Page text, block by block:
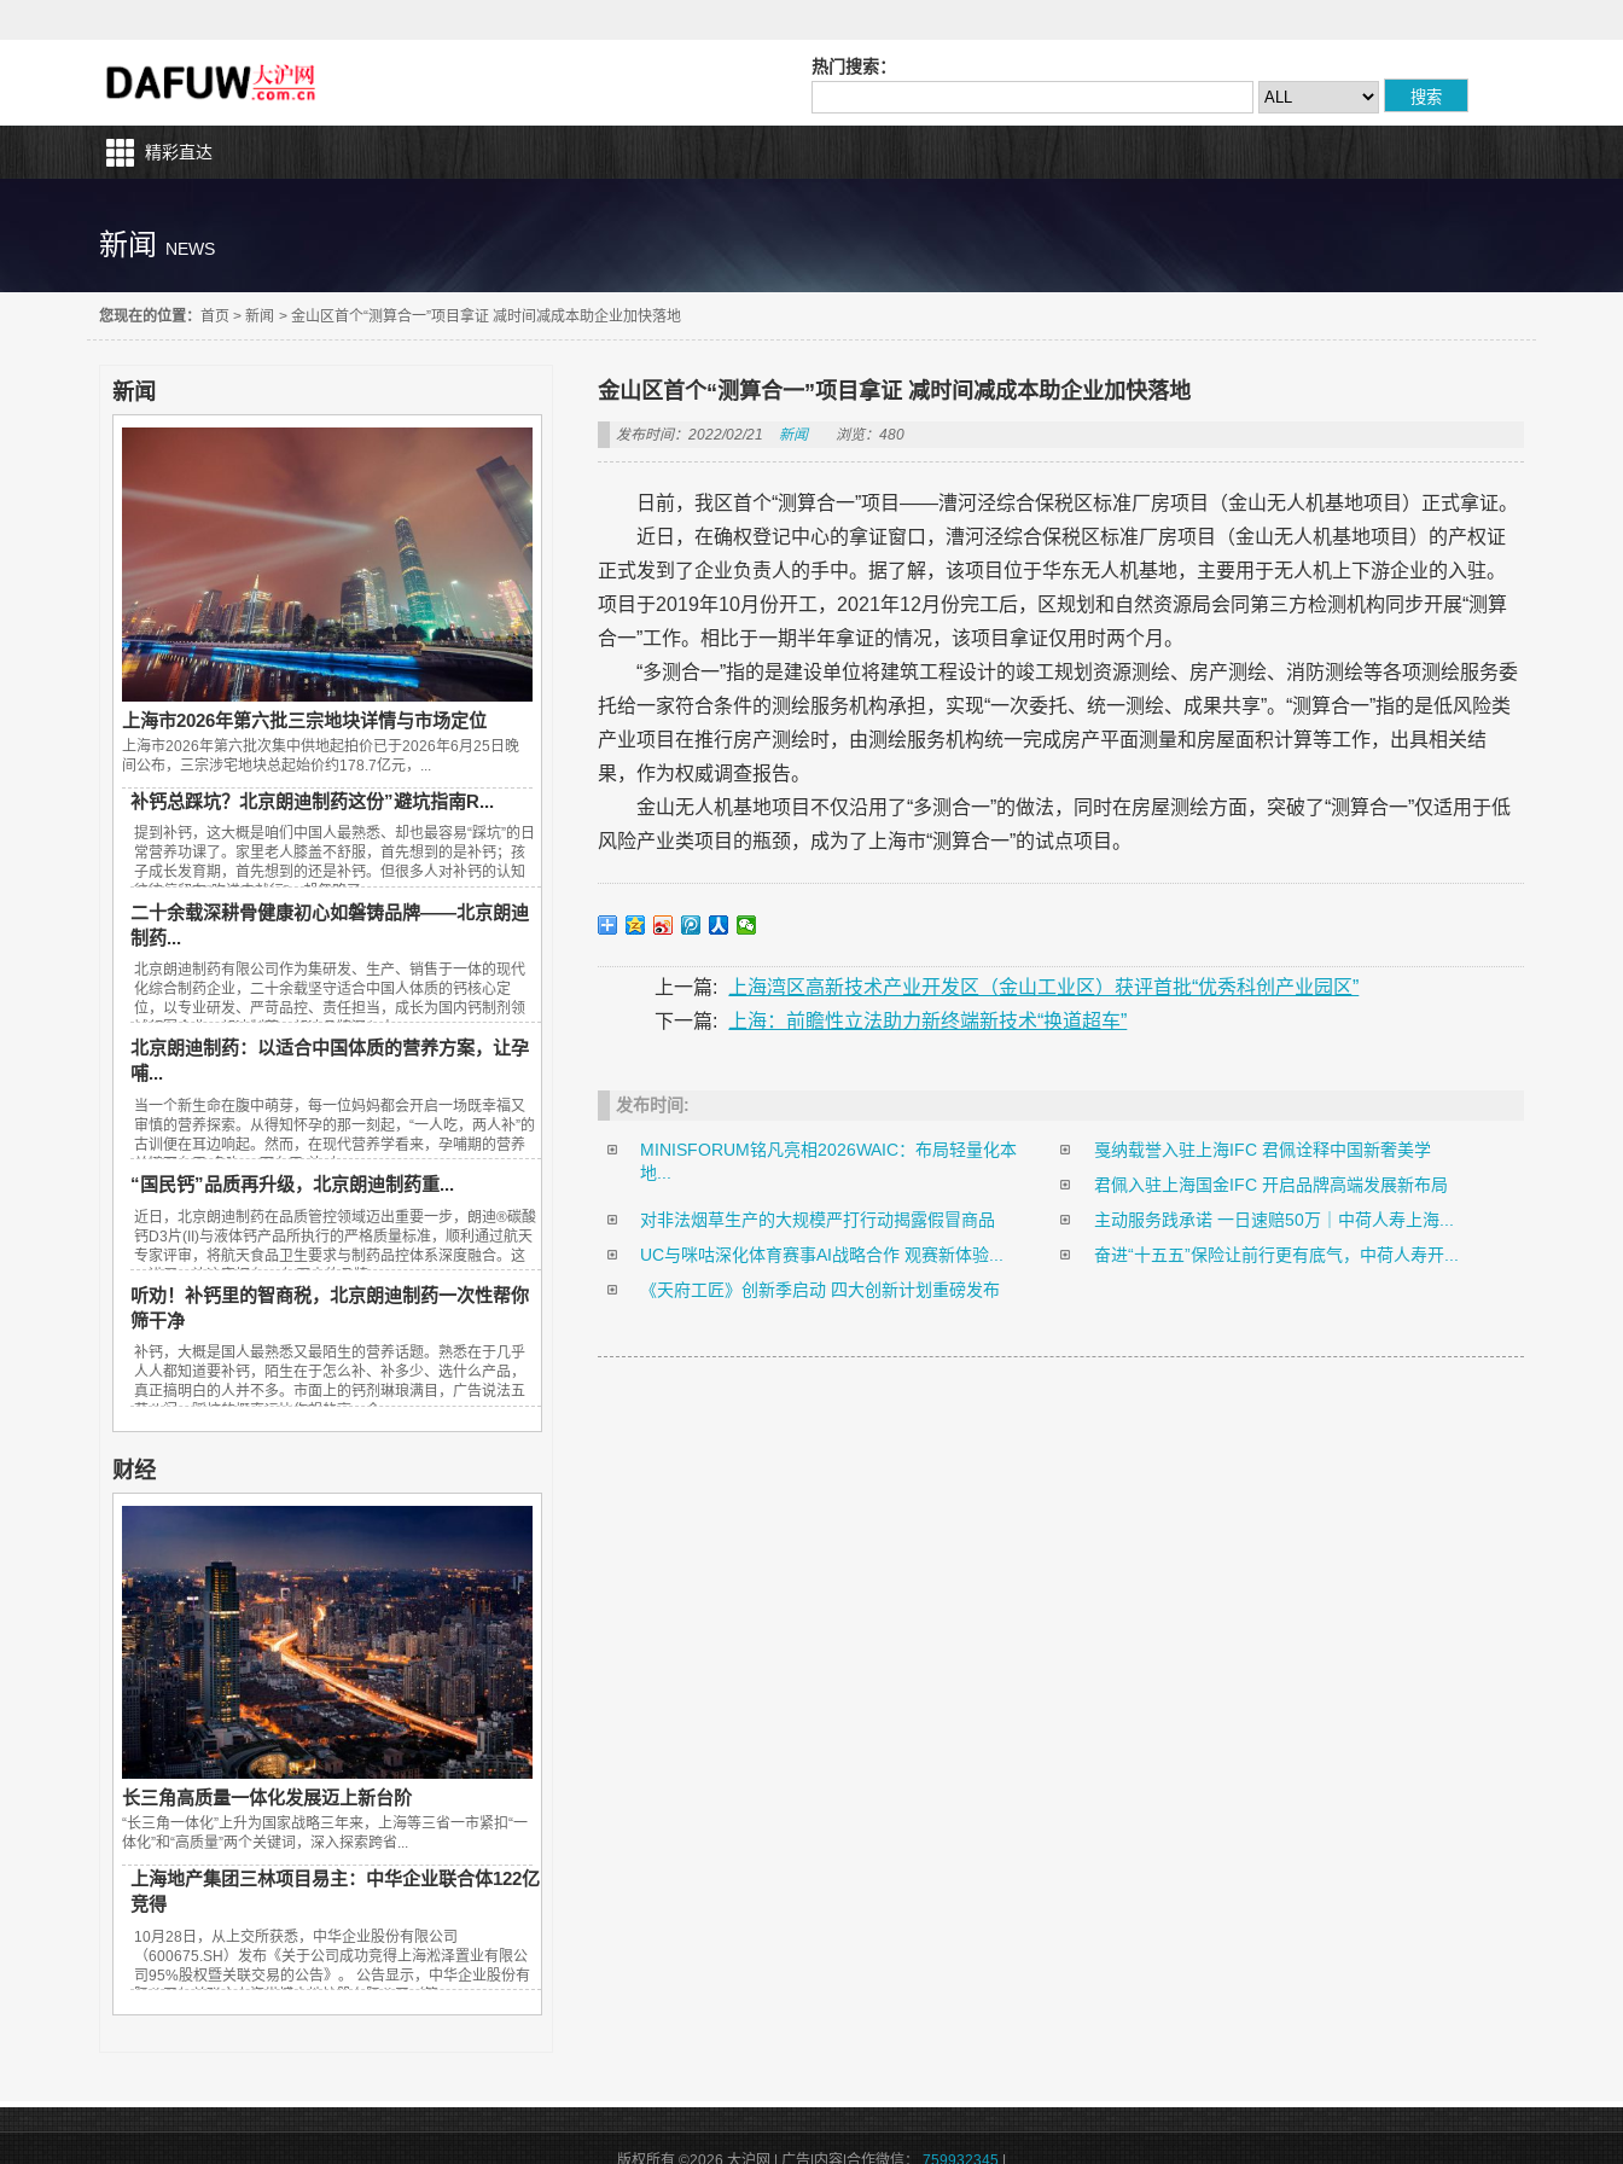
热门搜索：
精彩直达
新闻 NEWS
您现在的位置： 首页 > 新闻 > 金山区首个“测算合一”项目拿证 减时间减成本助企业加快落地
新闻
上海市2026年第六批三宗地块详情与市场定位
上海市2026年第六批次集中供地起拍价已于2026年6月25日晚
间公布，‌三宗涉宅地块总起始价约178.7亿元‌，...
补钙总踩坑？北京朗迪制药这份”避坑指南R...
提到补钙，这大概是咱们中国人最熟悉、却也最容易“踩坑”的日
常营养功课了。家里老人膝盖不舒服，首先想到的是补钙；孩
子成长发育期，首先想到的还是补钙。但很多人对补钙的认知
往往停留在“吃进去就行”，却忽略了...
二十余载深耕骨健康初心如磐铸品牌——北京朗迪
制药...
北京朗迪制药有限公司作为集研发、生产、销售于一体的现代
化综合制药企业，二十余载坚守适合中国人体质的钙核心定
位，以专业研发、严苛品控、责任担当，成长为国内钙制剂领
域领军企业，朗迪制药、朗迪品牌深入人...
北京朗迪制药：以适合中国体质的营养方案，让孕
哺...
当一个新生命在腹中萌芽，每一位妈妈都会开启一场既幸福又
审慎的营养探索。从得知怀孕的那一刻起，“一人吃，两人补”的
古训便在耳边响起。然而，在现代营养学看来，孕哺期的营养
关键不在于“多吃”，而在于“补对”。...
“国民钙”品质再升级，北京朗迪制药重...
近日，北京朗迪制药在品质管控领域迈出重要一步，朗迪®碳酸
钙D3片(II)与液体钙产品所执行的严格质量标准，顺利通过航天
专家评审，将航天食品卫生要求与制药品控体系深度融合。这
一进展，让这家拥有23年历史的品牌...
听劝！补钙里的智商税，北京朗迪制药一次性帮你
筛干净
补钙，大概是国人最熟悉又最陌生的营养话题。熟悉在于几乎
人人都知道要补钙，陌生在于怎么补、补多少、选什么产品，
真正搞明白的人并不多。市面上的钙剂琳琅满目，广告说法五
花八门，踩坑的概率远比你想的高。今...
财经
长三角高质量一体化发展迈上新台阶
“长三角一体化”上升为国家战略三年来，上海等三省一市紧扣“一
体化”和“高质量”两个关键词，深入探索跨省...
上海地产集团三林项目易主：中华企业联合体122亿
竞得
10月28日，从上交所获悉，中华企业股份有限公司
（600675.SH）发布《关于公司成功竞得上海淞泽置业有限公
司95%股权暨关联交易的公告》。 公告显示，中华企业股份有
限公司与关联方上海世博土地控股有限公司（简...
金山区首个“测算合一”项目拿证 减时间减成本助企业加快落地
发布时间：2022/02/21 新闻 浏览：480
日前，我区首个“测算合一”项目——漕河泾综合保税区标准厂房项目（金山无人机基地项目）正式拿证。
近日，在确权登记中心的拿证窗口，漕河泾综合保税区标准厂房项目（金山无人机基地项目）的产权证
正式发到了企业负责人的手中。据了解，该项目位于华东无人机基地，主要用于无人机上下游企业的入驻。
项目于2019年10月份开工，2021年12月份完工后，区规划和自然资源局会同第三方检测机构同步开展“测算
合一”工作。相比于一期半年拿证的情况，该项目拿证仅用时两个月。
“多测合一”指的是建设单位将建筑工程设计的竣工规划资源测绘、房产测绘、消防测绘等各项测绘服务委
托给一家符合条件的测绘服务机构承担，实现“一次委托、统一测绘、成果共享”。“测算合一”指的是低风险类
产业项目在推行房产测绘时，由测绘服务机构统一完成房产平面测量和房屋面积计算等工作，出具相关结
果，作为权威调查报告。
金山无人机基地项目不仅沿用了“多测合一”的做法，同时在房屋测绘方面，突破了“测算合一”仅适用于低
风险产业类项目的瓶颈，成为了上海市“测算合一”的试点项目。
上一篇:
上海湾区高新技术产业开发区（金山工业区）获评首批“优秀科创产业园区”
下一篇:
上海：前瞻性立法助力新终端新技术“换道超车”
发布时间:
MINISFORUM铭凡亮相2026WAIC：布局轻量化本
地...
戛纳载誉入驻上海IFC 君佩诠释中国新奢美学
君佩入驻上海国金IFC 开启品牌高端发展新布局
对非法烟草生产的大规模严打行动揭露假冒商品
主动服务践承诺 一日速赔50万｜中荷人寿上海...
UC与咪咕深化体育赛事AI战略合作 观赛新体验...
奋进“十五五”保险让前行更有底气，中荷人寿开...
《天府工匠》创新季启动 四大创新计划重磅发布